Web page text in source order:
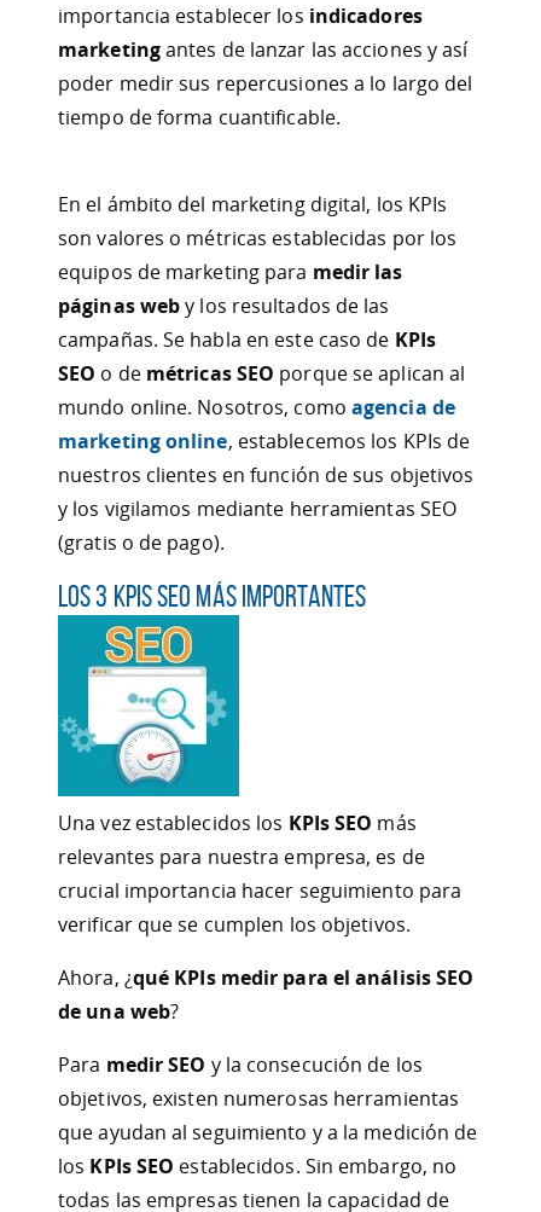
importancia establecer los indicadores
marketingantes de lanzar las acciones y así
poder medir sus repercusiones a lo largo del
tiempo de forma cuantificable.
En el ámbito del marketing digital, los KPIs
son valores o métricas establecidas por los
equipos de marketing para medir las
páginas weby los resultados de las
campañas. Se habla en este caso de KPIs
SEO o de métricas SEO porque se aplican al
mundo online. Nosotros, como agencia de
marketing online, establecemos los KPIs de
nuestros clientes en función de sus objetivos
y los vigilamos mediante herramientas SEO
(gratis o de pago).
Los 3 KPIs SEO más importantes
Una vez establecidos los KPIs SEO más
relevantes para nuestra empresa, es de
crucial importancia hacer seguimiento para
verificar que se cumplen los objetivos.
Ahora, ¿qué KPIs medir para el análisis SEO
de una web?
Para medir SEO y la consecución de los
objetivos, existen numerosas herramientas
que ayudan al seguimiento y a la medición de
los KPIs SEO establecidos. Sin embargo, no
todas las empresas tienen la capacidad de